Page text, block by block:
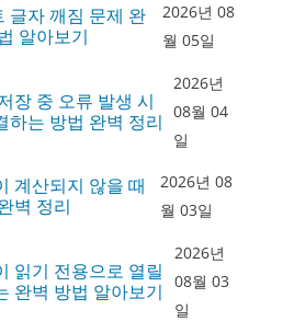
글자 깨짐 문제 완
알아보기
2026년 08
월 05일
장 중 오류 발생 시
하는 방법 완벽 정리
2026년
08월 04
일
계산되지 않을 때
벽 정리
2026년 08
월 03일
읽기 전용으로 열릴
완벽 방법 알아보기
2026년
08월 03
일